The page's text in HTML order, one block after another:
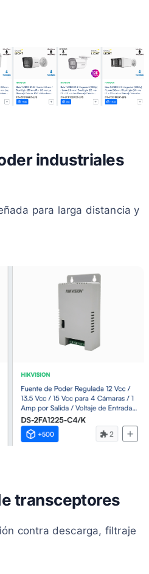
industriales
para larga distancia y
transceptores
contra descarga, filtraje